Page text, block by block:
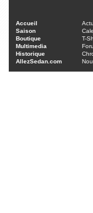
Accueil
Saison
Boutique
T-
Multimedia
Historique
AllezSedan.com